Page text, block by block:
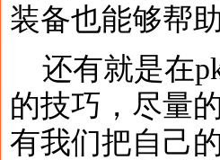
装备也能够帮
还有就是在
的技巧，尽量
有我们把自己